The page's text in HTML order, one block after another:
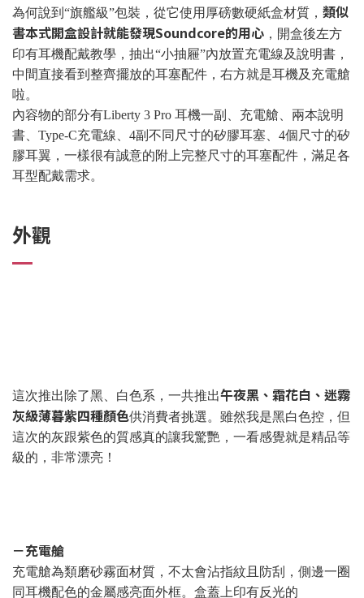
為何說到“旗艦級”包裝，從它使用厚磅數硬紙盒材質， 類似
書本式開盒設計就能發現Soundcore的用心 ，開盒後左方
印有耳機配戴教學，抽出“小抽屜”內放置充電線及說明書，
中間直接看到整齊擺放的耳塞配件，右方就是耳機及充電艙
啦。
內容物的部分有Liberty 3 Pro 耳機一副、充電艙、兩本說明
書、Type-C充電線、4副不同尺寸的矽膠耳塞、4個尺寸的矽
膠耳翼，一樣很有誠意的附上完整尺寸的耳塞配件，滿足各
耳型配戴需求。
外觀
這次推出除了黑、白色系，一共推出午夜黑、霜花白、迷霧
灰級薄暮紫四種顏色供消費者挑選。雖然我是黑白色控，但
這次的灰跟紫色的質感真的讓我驚艷，一看感覺就是精品等
級的，非常漂亮！
－充電艙
充電艙為類磨砂霧面材質，不太會沾指紋且防刮，側邊一圈
同耳機配色的金屬感亮面外框。盒蓋上印有反光的